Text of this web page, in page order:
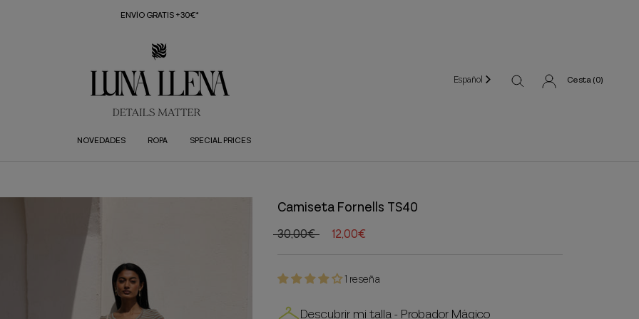
ENVÍO GRATIS +30€*
NOVEDADES ROPA SPECIAL PRICES
Español Cesta (0)
Camiseta Fornells TS40
30,00€ 12,00€
1 reseña
Descubrir mi talla - Probador Mágico